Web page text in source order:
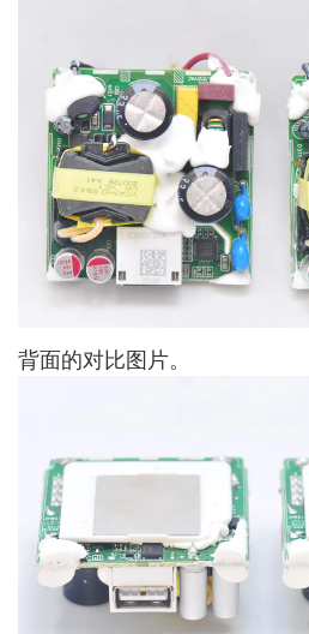
背面的对比图片。